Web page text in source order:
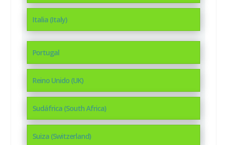
Italia (Italy)
Portugal
Reino Unido (UK)
Sudáfrica (South Africa)
Suiza (Switzerland)